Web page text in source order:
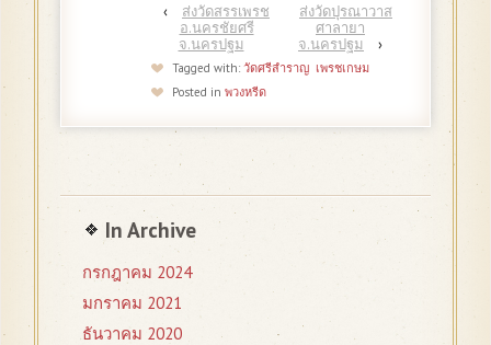
‹
ส่งวัดสรรเพรช
อ.นครชัยศรี
จ.นครปฐม
ส่งวัดปุรณาวาส
ศาลายา
จ.นครปฐม
›
Tagged with: วัดศรีสำราญ เพรชเกษม
Posted in พวงหรีด
In Archive
กรกฎาคม 2024
มกราคม 2021
ธันวาคม 2020